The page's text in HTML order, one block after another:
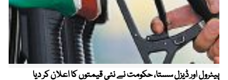
پیٹرول اور ڈیزل سستا، حکومت نے نئی قیمتوں کا اعلان کر دیا